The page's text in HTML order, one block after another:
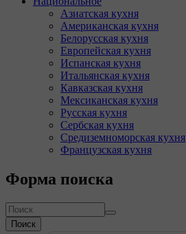
Азиатская кухня
Американская кухня
Белорусская кухня
Европейская кухня
Испанская кухня
Итальянская кухня
Кавказская кухня
Мексиканская кухня
Русская кухня
Сербская кухня
Средиземноморская кухня
Французская кухня
Форма поиска
Поиск